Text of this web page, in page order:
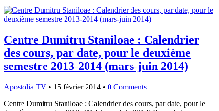
Centre Dumitru Staniloae : Calendrier
des cours, par date, pour le deuxième
semestre 2013-2014 (mars-juin 2014)
Apostolia TV • 15 février 2014 • 0 Comments
Centre Dumitru Staniloae : Calendrier des cours, par date, pour le